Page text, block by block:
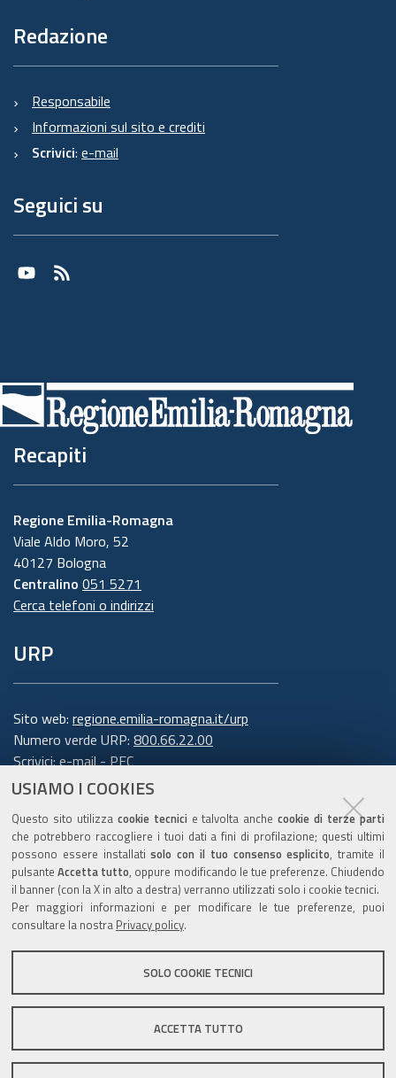
USIAMO I COOKIES
Questo sito utilizza cookie tecnici e talvolta anchecookie di terze parti
che potrebbero raccogliere i tuoi dati a fini di profilazione; questi ultimi
possono essere installatisolo con il tuo consenso esplicito, tramite il
pulsanteAccetta tutto, oppure modificando le tue preferenze. Chiudendo
il banner (con la X in alto a destra) verranno utilizzati solo i cookie tecnici.
Per maggiori informazioni e per modificare le tue preferenze, puoi
consultare la nostra Privacy policy.
SOLO COOKIE TECNICI
ACCETTA TUTTO
Redazione
Responsabile
Informazioni sul sito e crediti
Scrivici: e-mail
Seguici su
Youtube
RSS
Recapiti
Regione Emilia-Romagna
Viale Aldo Moro, 52
40127 Bologna
Centralino 051 5271
Cerca telefoni o indirizzi
URP
Sito web: regione.emilia-romagna.it/urp
Numero verde URP: 800.66.22.00
Scrivici:e-mail-PEC
Trasparenza
Amministrazione trasparente
Note legali e copyright
Privacy e cookie
Gestisci i cookie
Dichiarazione di accessibilità
C.F. 800.625.903.79